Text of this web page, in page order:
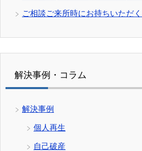
ご相談ご来所時にお持ちいただ
解決事例・コラム
解決事例
個人再生
自己破産